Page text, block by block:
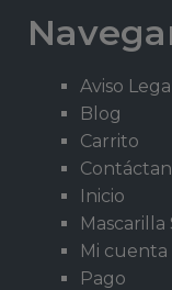
Aviso Legal
Blog
Carrito
Inicio
Mascarilla
Mi cuenta
Pago